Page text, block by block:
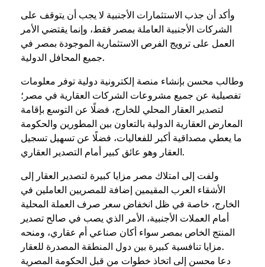
وأكد أن جذب الاستثمارات الأجنبية لا يجب أن يتوقف على
الشركات الأجنبية العاملة بمصر فقط، وإنما يقتضي الأمر
العمل على ترويج الفرص الاستثمارية الموجودة بمصر في
جميع المحافل الدولية.
وطالب محسن بإنشاء منصة إلكترونية دولية توفر معلومات
تفصيلية عن جميع مشروعات الشركات العقارية في مصر؛
لتصدير العقار المحلي للخارج، فضلًا عن التوسع بإقامة
المعارض العقارية الدولية بالتعاون بين المطورين والحكومة
ما يعطي مصداقية أكبر للفعاليات، فضلًا عن تسهيل تسجيل
العقار وهو عائق كبير أمام التصدير العقاري.
ولفت إلى امتلاك مصر مزايا كبيرة لتصدير العقار إلى
الأشقاء العرب المقيمين إضافة للمصريين العاملين في
الخارج، خاصة في ظل انخفاض سعر صرف العملة المحلية
أمام العملات الأجنبية، الأمر الذي يصب في صالح تصدير
المنتج الخاص بمصر سواء أكان صناعي أم عقاري، ومنحه
مزايا تنافسية كبيرة بين دول المنطقة المصدرة للعقار.
دعا محسن إلى اتخاذ خطوات من قبل الحكومة المصرية